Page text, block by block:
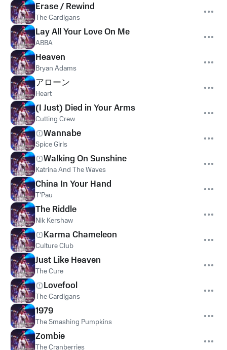
Erase / Rewind
The Cardigans
Lay All Your Love On Me
ABBA
Heaven
Bryan Adams
アローン
Heart
(I Just) Died in Your Arms
Cutting Crew
Wannabe
Spice Girls
Walking On Sunshine
Katrina And The Waves
China In Your Hand
T'Pau
The Riddle
Nik Kershaw
Karma Chameleon
Culture Club
Just Like Heaven
The Cure
Lovefool
The Cardigans
1979
The Smashing Pumpkins
Zombie
The Cranberries